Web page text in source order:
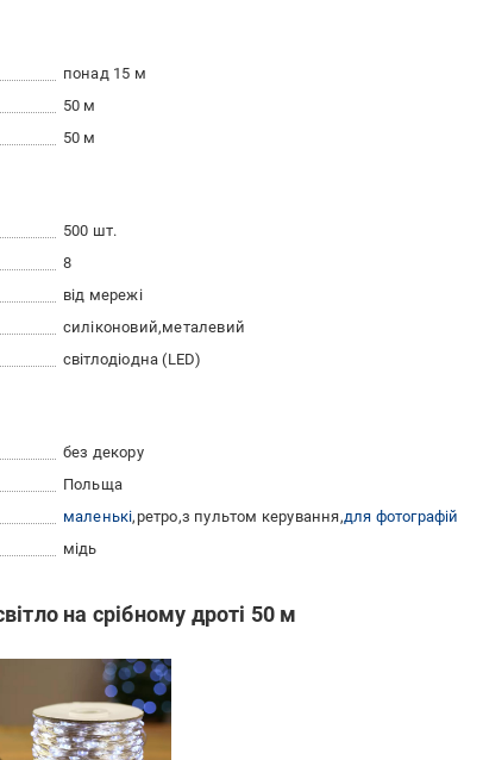
понад 15 м
50 м
50 м
500 шт.
8
від мережі
силіконовий металевий
світлодіодна (LED)
без декору
Польща
маленькі ретро з пультом керування для фотографій
мідь
на срібному дроті 50 м